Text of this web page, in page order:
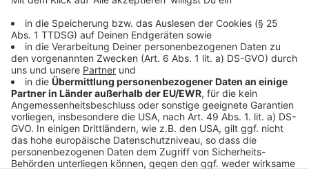
zum Beispiel Aachen, Münster und Köln.
Anzeige
Anzeige